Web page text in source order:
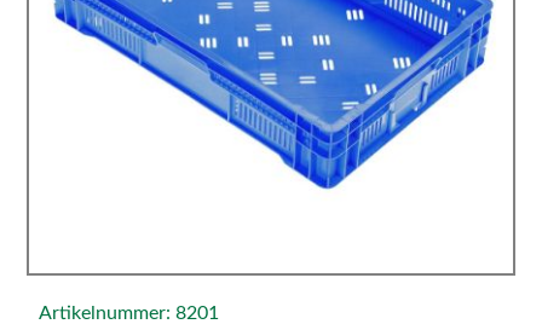
Artikelnummer: 8201